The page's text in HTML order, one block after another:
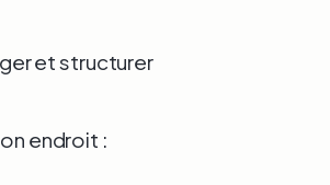
et structurer
endroit :